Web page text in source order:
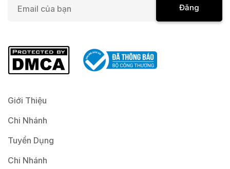
i
*
Đăng
Giới Thiệu
Chi Nhánh
Tuyển Dụng
Chi Nhánh